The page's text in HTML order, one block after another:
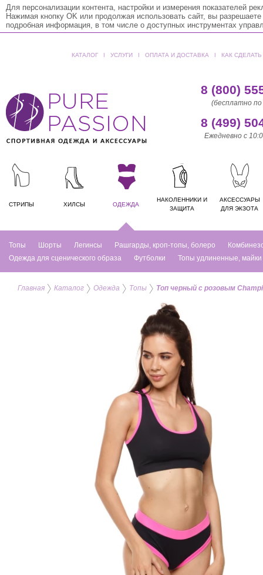
Для персонализации контента, настройки и измерения показателей
Нажимая кнопку OK или продолжая использовать сайт, вы
подробная информация, в том числе о доступных инструментах
КАТАЛОГ ǀ УСЛУГИ ǀ ОПЛАТА И ДОСТАВКА ǀ КАК СДЕЛАТЬ
8 (800)
(бесплатно по
8 (499)
Ежедневно с
СТРИПЫ ХИЛСЫ ОДЕЖДА
НАКОЛЕННИКИ И
ЗАЩИТА
АКСЕССУАРЫ
ДЛЯ ЭКЗОТА
Топы Шорты Легинсы Рашгарды, кроп-топы, болеро
Одежда для сценического образа
Футболки Топы удлиненные, майки
Главная Каталог Одежда Топы Топ черный с розовым